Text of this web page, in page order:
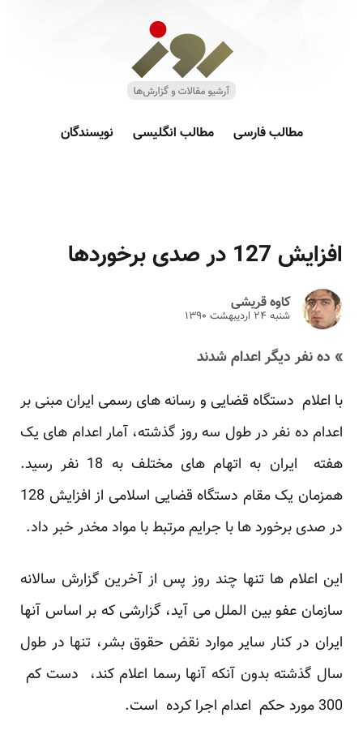
مطالب فارسی مطالب انگلیسی نویسندگان
افزایش 127 در صدی برخوردها
کاوه قریشی
شنبه ۲۴ ارديبهشت ۱۳۹۰
» ده نفر دیگر اعدام شدند
با اعلام دستگاه قضایی و رسانه های رسمی ایران مبنی بر
اعدام ده نفر در طول سه روز گذشته، آمار اعدام های یک
هفته ایران به اتهام های مختلف به 18 نفر رسید.
همزمان یک مقام دستگاه قضایی اسلامی از افزایش 128
در صدی برخورد ها با جرایم مرتبط با مواد مخدر خبر داد.
این اعلام ها تنها چند روز پس از آخرین گزارش سالانه
سازمان عفو بین الملل می آید، گزارشی که بر اساس آنها
ایران در کنار سایر موارد نقض حقوق بشر، تنها در طول
سال گذشته بدون آنکه آنها رسما اعلام کند، دست کم
300 مورد حکم اعدام اجرا کرده است.